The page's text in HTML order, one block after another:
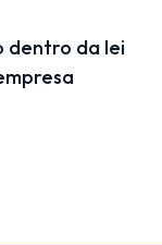
dentro da lei